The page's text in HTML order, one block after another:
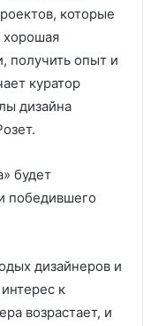
которые
получить опыт и
куратор
дизайна
будет
победившего
дизайнеров и
к
возрастает, и